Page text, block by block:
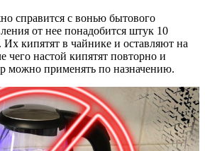
справится с вонью бытового
от нее понадобится штук 10
Их кипятят в чайнике и оставляют на
чего настой кипятят повторно и
можно применять по назначению.